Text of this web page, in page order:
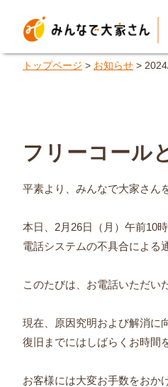
トップページ > お知らせ >
フリーコール
平素より、みんなで大家さん
本日、2月26日（月）午前10
電話システムの不具合による
このたびは、お電話いただい
現在、原因究明および解消に
復旧までにはしばらくお時間
お客様には大変お手数をおか